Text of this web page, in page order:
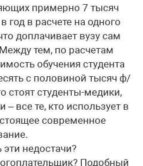
примерно 7 тысяч
год в расчете на одного
доплачивает вузу сам
тем, по расчетам
обучения студента
с половиной тысяч ф/
стоят студенты-медики,
все те, кто использует в
современное
недостачи?
Подобный